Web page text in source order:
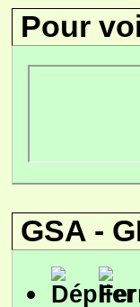
Pour
GSA -